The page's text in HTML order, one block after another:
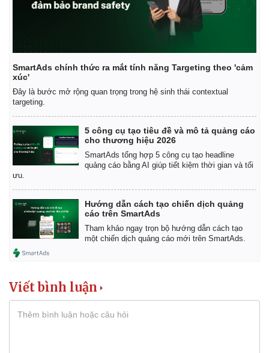
Khởi nghiệp
Thị trường
Giá vàng
Tỷ giá
Chứng khoán
SmartAds chính thức ra mắt tính năng Targeting theo 'cảm
xúc'
Đây là bước mở rộng quan trọng trong hệ sinh thái contextual
targeting.
5 công cụ tạo tiêu đề và mô tả quảng cáo
cho thương hiệu 2026
SmartAds tổng hợp 5 công cụ tạo headline
quảng cáo bằng AI giúp tiết kiệm thời gian và tối
ưu.
Hướng dẫn cách tạo chiến dịch quảng
cáo trên SmartAds
Tham khảo ngay trọn bộ hướng dẫn cách tạo
một chiến dịch quảng cáo mới trên SmartAds.
Viết bình luận